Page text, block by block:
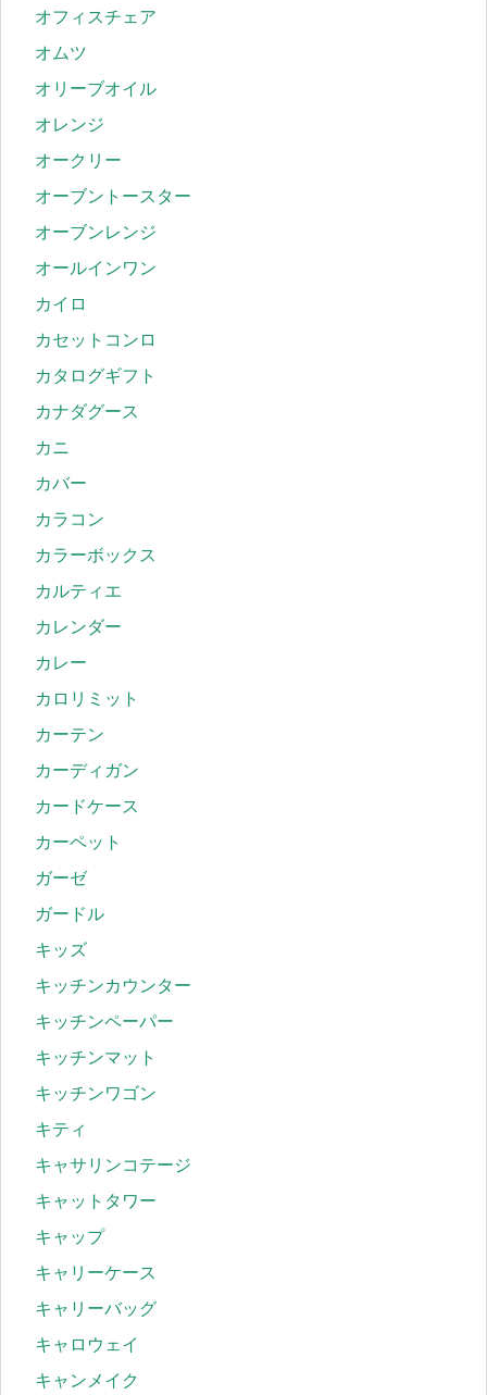
オフィスチェア
オムツ
オリーブオイル
オレンジ
オークリー
オーブントースター
オーブンレンジ
オールインワン
カイロ
カセットコンロ
カタログギフト
カナダグース
カニ
カバー
カラコン
カラーボックス
カルティエ
カレンダー
カレー
カロリミット
カーテン
カーディガン
カードケース
カーペット
ガーゼ
ガードル
キッズ
キッチンカウンター
キッチンペーパー
キッチンマット
キッチンワゴン
キティ
キャサリンコテージ
キャットタワー
キャップ
キャリーケース
キャリーバッグ
キャロウェイ
キャンメイク